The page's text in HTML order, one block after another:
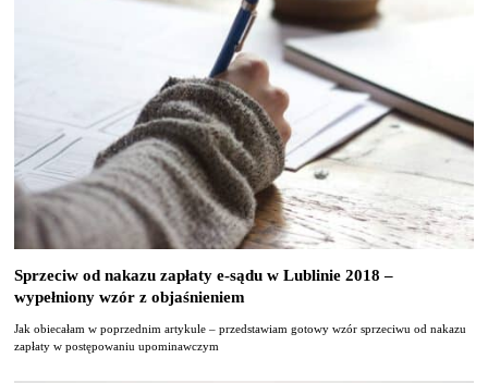
Sprzeciw od nakazu zapłaty e-sądu w Lublinie 2018 –
wypełniony wzór z objaśnieniem
Jak obiecałam w poprzednim artykule – przedstawiam gotowy wzór sprzeciwu od nakazu
zapłaty w postępowaniu upominawczym